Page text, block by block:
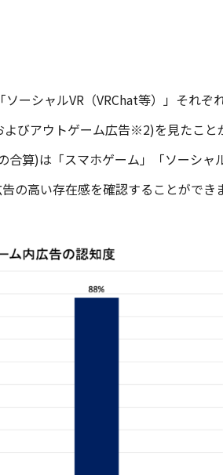
ーシャルVR（VRChat等）」それぞ
びアウトゲーム広告※2)を見たこと
算)は「スマホゲーム」「ソーシャ
の高い存在感を確認することができ